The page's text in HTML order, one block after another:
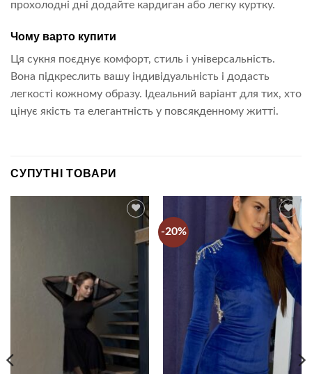
прохолодні дні додайте кардиган або легку куртку.
Чому варто купити
Ця сукня поєднує комфорт, стиль і універсальність.
Вона підкреслить вашу індивідуальність і додасть
легкості кожному образу. Ідеальний варіант для тих, хто
цінує якість та елегантність у повсякденному житті.
СУПУТНІ ТОВАРИ
-20%